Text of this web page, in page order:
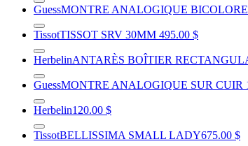
GuessMONTRE ANALOGIQUE BICOLORE
TissotTISSOT SRV 30MM 495.00 $
HerbelinANTARÈS BOÎTIER
GuessMONTRE ANALOGIQUE SUR CUIR
Herbelin120.00 $
TissotBELLISSIMA SMALL LADY675.00 $